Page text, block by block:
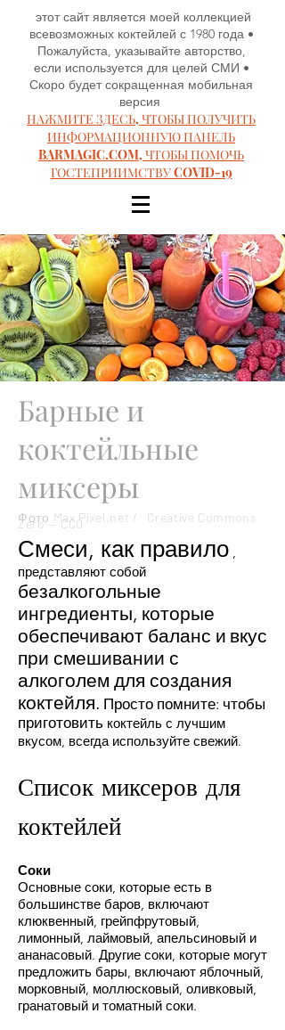
этот сайт является моей коллекцией
всевозможных коктейлей с 1980 года •
Пожалуйста, указывайте авторство,
если используется для целей СМИ •
Скоро будет сокращенная мобильная
версия
НАЖМИТЕ ЗДЕСЬ, ЧТОБЫ ПОЛУЧИТЬ
ИНФОРМАЦИОННУЮ ПАНЕЛЬ
BARMAGIC.COM, ЧТОБЫ ПОМОЧЬ
ГОСТЕПРИИМСТВУ COVID-19
Барные и
коктейльные
миксеры
Фото Max Pixel.net / Creative Commons
Zero — CC0
Смеси, как правило ,
представляют собой
безалкогольные
ингредиенты, которые
обеспечивают баланс и вкус
при смешивании с
алкоголем для создания
коктейля. Просто помните: чтобы
приготовить коктейль с лучшим
вкусом, всегда используйте свежий.
Список миксеров для
коктейлей
Соки
Основные соки, которые есть в
большинстве баров, включают
клюквенный, грейпфрутовый,
лимонный, лаймовый, апельсиновый и
ананасовый. Другие соки, которые могут
предложить бары, включают яблочный,
морковный, моллюсковый, оливковый,
гранатовый и томатный соки.